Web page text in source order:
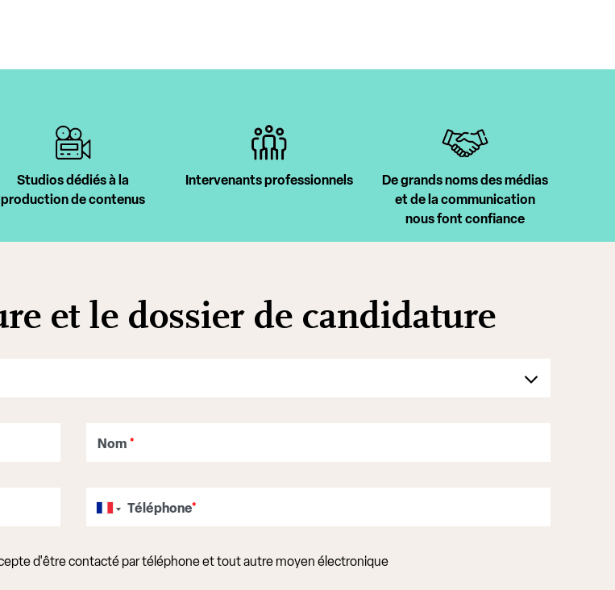
Studios dédiés à la
production de contenus
Intervenants professionnels
De grands noms des médias
et de la communication
nous font confiance
et le dossier de candidature
Nom *
Téléphone*
d'être contacté par téléphone et tout autre moyen électronique